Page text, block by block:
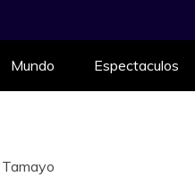
Mundo Espectaculos